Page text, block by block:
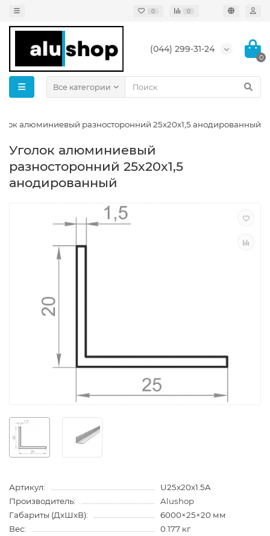
0 0
(044) 299-31-24
0
Все категории
алюминиевый разносторонний 25x20x1,5 анодированный
Уголок алюминиевый
разносторонний 25x20x1,5
анодированный
Артикул:
U25x20x1.5A
Производитель:
Alushop
Габариты (ДхШхВ):
6000×25×20 мм
Вес:
0.177 кг